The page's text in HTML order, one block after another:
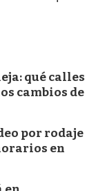
qué calles
cambios de
por rodaje
en